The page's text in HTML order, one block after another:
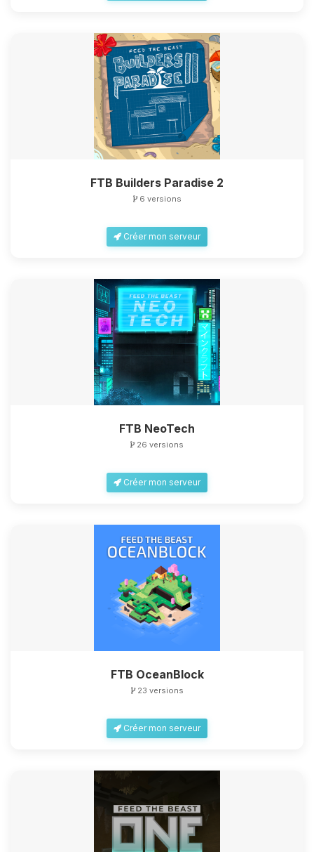
FTB Builders Paradise 2
6 versions
Créer mon serveur
FTB NeoTech
26 versions
Créer mon serveur
FTB OceanBlock
23 versions
Créer mon serveur